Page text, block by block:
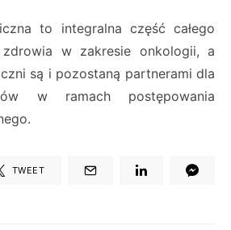
to integralna część całego
w zakresie onkologii, a
są i pozostaną partnerami dla
w ramach postępowania
TWEET